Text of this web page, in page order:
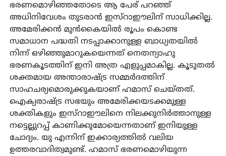
ഭരണമൊഴിഞ്ഞതോടെ ആ പേര് പറഞ്ഞ്
അധിനിവേശം തുടരാന്‍ ഇസ്‌റാഈലിന് സാധിക്കില്ല.
അമേരിക്കന്‍ മുന്‍കൈയില്‍ രൂപം കൊണ്ട
സമാധാന പദ്ധതി നടപ്പാക്കാനുള്ള ബാധ്യതയില്‍
നിന്ന് ഒഴിഞ്ഞുമാറുകയെന്നത് നെതന്യാഹു
ഭരണകൂടത്തിന് ഇനി അത്ര എളുപ്പമാകില്ല. കൂടുതല്‍
ശക്തമായ അന്താരാഷ്ട്ര സമ്മര്‍ദത്തിന്
സാഹചര്യമൊരുക്കുകയാണ് ഹമാസ് ചെയ്തത്.
ഐക്യരാഷ്ട്ര സഭയും അമേരിക്കയടക്കമുള്ള
ശക്തികളും ഇസ്‌റാഈലിനെ നിലക്കുനിര്‍ത്താനുള്ള
നട്ടെല്ലുറപ്പ് കാണിക്കുമോയെന്നതാണ് ഇനിയുള്ള
ചോദ്യം. യു എന്നിന് ഇക്കാര്യത്തില്‍ വലിയ
ഉത്തരവാദിത്വമുണ്ട്. ഹമാസ് ഭരണമൊഴിയുന്ന